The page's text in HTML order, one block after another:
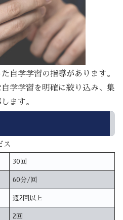
自学学習の指導があります。
学学習を明確に絞り込み、集
ます。
ス
30回
60分/回
週2回以上
2回